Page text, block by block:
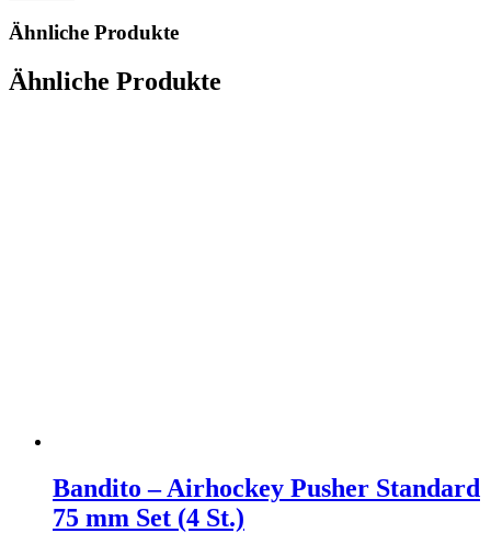
Ähnliche Produkte
Ähnliche Produkte
Bandito – Airhockey Pusher Standard
75 mm Set (4 St.)